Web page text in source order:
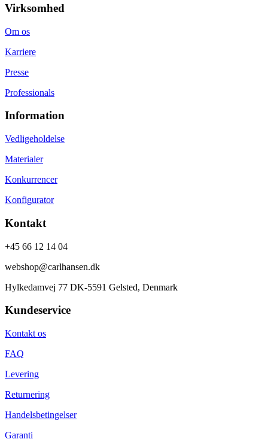
Virksomhed
Om os
Karriere
Presse
Professionals
Information
Vedligeholdelse
Materialer
Konkurrencer
Konfigurator
Kontakt
+45 66 12 14 04
webshop@carlhansen.dk
Hylkedamvej 77 DK-5591 Gelsted, Denmark
Kundeservice
Kontakt os
FAQ
Levering
Returnering
Handelsbetingelser
Garanti